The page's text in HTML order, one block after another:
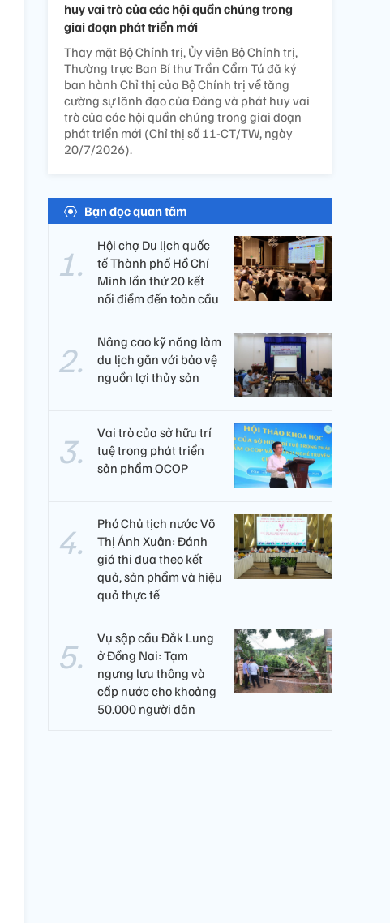
huy vai trò của các hội quần chúng trong
giai đoạn phát triển mới
Thay mặt Bộ Chính trị, Ủy viên Bộ Chính trị,
Thường trực Ban Bí thư Trần Cẩm Tú đã ký
ban hành Chỉ thị của Bộ Chính trị về tăng
cường sự lãnh đạo của Đảng và phát huy vai
trò của các hội quần chúng trong giai đoạn
phát triển mới (Chỉ thị số 11-CT/TW, ngày
20/7/2026).
Bạn đọc quan tâm
Hội chợ Du lịch quốc
tế Thành phố Hồ Chí
Minh lần thứ 20 kết
nối điểm đến toàn cầu
Nâng cao kỹ năng làm
du lịch gắn với bảo vệ
nguồn lợi thủy sản
Vai trò của sở hữu trí
tuệ trong phát triển
sản phẩm OCOP
Phó Chủ tịch nước Võ
Thị Ánh Xuân: Đánh
giá thi đua theo kết
quả, sản phẩm và hiệu
quả thực tế
Vụ sập cầu Đắk Lung
ở Đồng Nai: Tạm
ngưng lưu thông và
cấp nước cho khoảng
50.000 người dân